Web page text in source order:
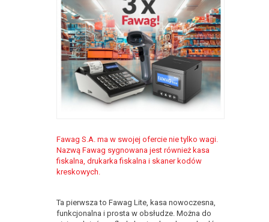
Fawag S.A. ma w swojej ofercie nie tylko wagi.
Nazwą Fawag sygnowana jest również kasa
fiskalna, drukarka fiskalna i skaner kodów
kreskowych.
Ta pierwsza to Fawag Lite, kasa nowoczesna,
funkcjonalna i prosta w obsłudze. Można do